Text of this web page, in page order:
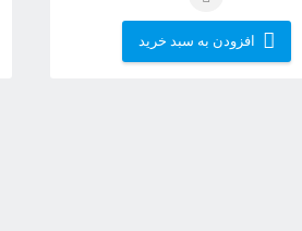
افزودن به سبد خرید